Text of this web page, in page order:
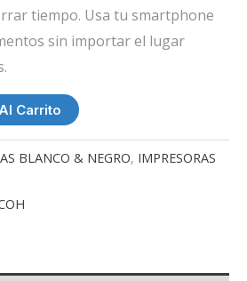
tiempo. Usa tu smartphone
sin importar el lugar
Carrito
BLANCO & NEGRO, IMPRESORAS